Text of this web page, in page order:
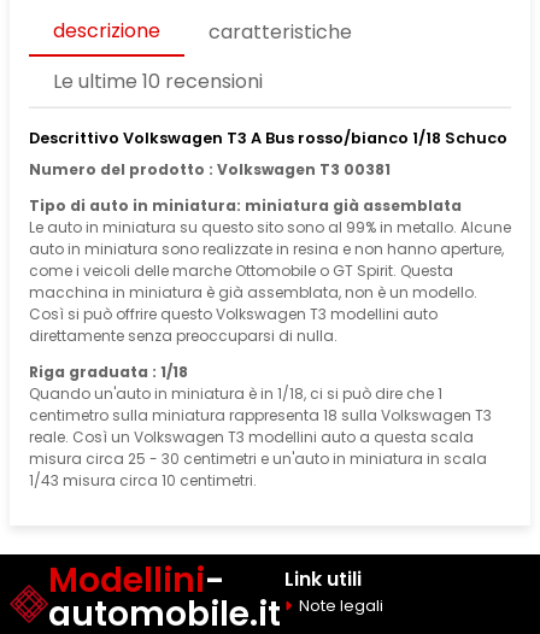
descrizione
caratteristiche
Le ultime 10 recensioni
Descrittivo Volkswagen T3 A Bus rosso/bianco 1/18 Schuco
Numero del prodotto : Volkswagen T3 00381
Tipo di auto in miniatura: miniatura già assemblata
Le auto in miniatura su questo sito sono al 99% in metallo. Alcune
auto in miniatura sono realizzate in resina e non hanno aperture,
come i veicoli delle marche Ottomobile o GT Spirit. Questa
macchina in miniatura è già assemblata, non è un modello.
Così si può offrire questo Volkswagen T3 modellini auto
direttamente senza preoccuparsi di nulla.
Riga graduata : 1/18
Quando un'auto in miniatura è in 1/18, ci si può dire che 1
centimetro sulla miniatura rappresenta 18 sulla Volkswagen T3
reale. Così un Volkswagen T3 modellini auto a questa scala
misura circa 25 - 30 centimetri e un'auto in miniatura in scala
1/43 misura circa 10 centimetri.
Modellini-
automobile.it
Link utili
Note legali